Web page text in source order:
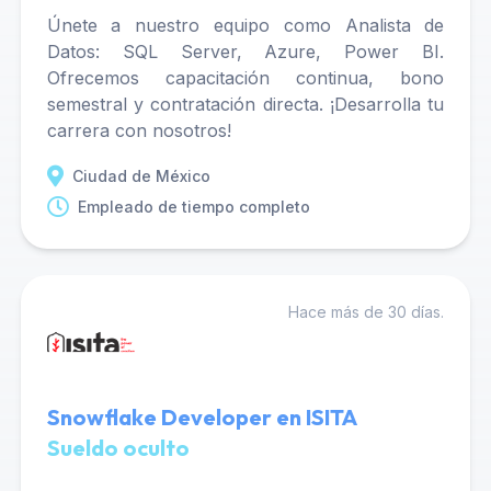
Únete a nuestro equipo como Analista de
Datos: SQL Server, Azure, Power BI.
Ofrecemos capacitación continua, bono
semestral y contratación directa. ¡Desarrolla tu
carrera con nosotros!
Ciudad de México
Empleado de tiempo completo
Hace más de 30 días.
Snowflake Developer en ISITA
Sueldo oculto